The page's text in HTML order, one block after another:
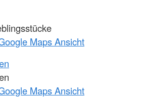
Maps Ansicht
Maps Ansicht